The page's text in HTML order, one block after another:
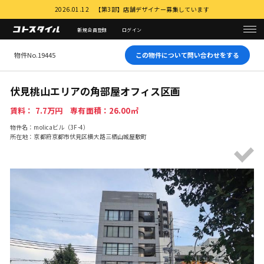
2026.01.12 【第3部】店舗デザイナー募集しています
新規会員登録 ログイン
物件No.19445 この物件について問い合わせをする
伏見桃山エリアの角部屋オフィス区画
賃料： 7.7万円 専有面積：26.00㎡
物件名：molicaビル（3F-4）
所在地：京都府京都市伏見区横大路三栖山城屋敷町